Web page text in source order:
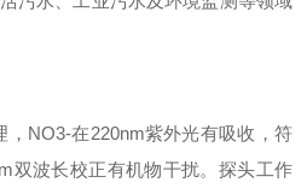
NO3-在220nm紫外光有吸收，符
双波长校正有机物干扰。探头工作